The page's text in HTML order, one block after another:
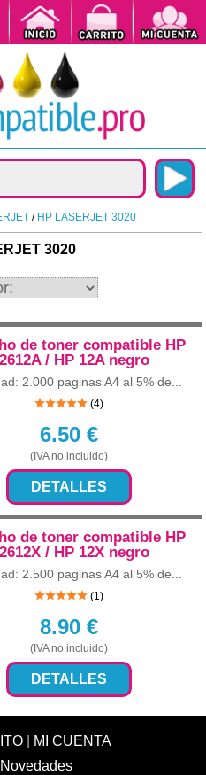
/ HP LASERJET 3020
3020
de toner compatible HP
/ HP 12A negro
2.000 paginas A4 al 5% de...
(4)
6.50€
(IVA no incluido)
DETALLES
de toner compatible HP
/ HP 12X negro
2.500 paginas A4 al 5% de...
(1)
8.90€
(IVA no incluido)
DETALLES
|
MI CUENTA
Novedades